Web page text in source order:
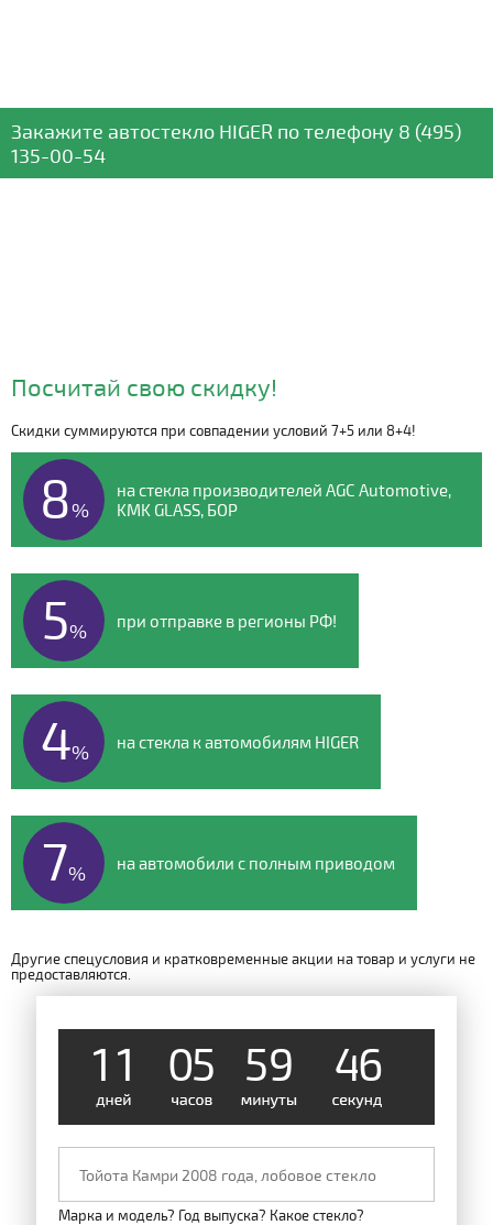
Закажите автостекло HIGER по телефону 8 (495)
135-00-54
Видео о компании
Посчитай свою скидку!
Скидки суммируются при совпадении условий 7+5 или 8+4!
8%
на стекла производителей AGC Automotive,
KMK GLASS, БОР
5% при отправке в регионы РФ!
4% на стекла к автомобилям HIGER
7% на автомобили с полным приводом
Другие спецусловия и кратковременные акции на товар и услуги не
предоставляются.
1 1 05 59 46
Марка и модель? Год выпуска? Какое стекло?